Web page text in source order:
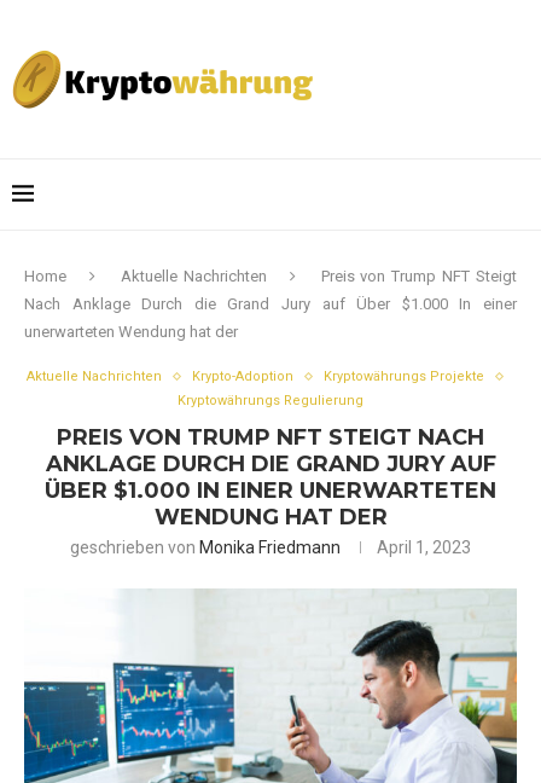
Home Aktuelle Nachrichten
Preis von Trump NFT Steigt
Nach Anklage Durch die Grand Jury auf Über $1.000 In einer
unerwarteten Wendung hat der
Aktuelle Nachrichten Krypto-Adoption
Kryptowährungs Projekte
Kryptowährungs Regulierung
PREIS VON TRUMP NFT STEIGT NACH
ANKLAGE DURCH DIE GRAND JURY AUF
ÜBER $1.000 IN EINER UNERWARTETEN
WENDUNG HAT DER
geschrieben von Monika Friedmann April 1, 2023